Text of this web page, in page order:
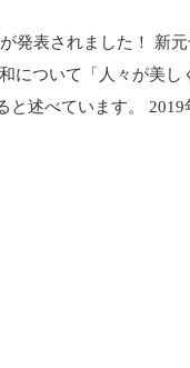
発表されました！ 新
について「人々が美し
述べています。 2019